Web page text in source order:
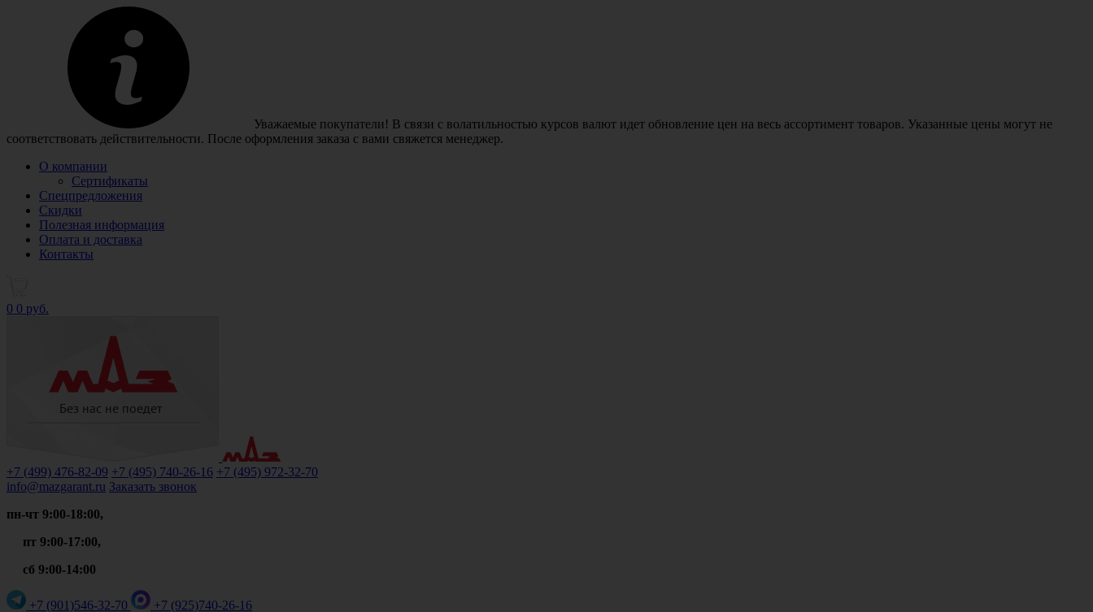
Уважаемые покупатели! В связи с волатильностью курсов валют идет обновление цен на весь ассортимент товаров. Указанные цены могут не
соответствовать действительности. После оформления заказа с вами свяжется менеджер.
О компании
Сертификаты
Спецпредложения
Скидки
Полезная информация
Оплата и доставка
Контакты
0 0 руб.
+7 (499) 476-82-09 +7 (495) 740-26-16 +7 (495) 972-32-70
info@mazgarant.ru Заказать звонок
пн-чт 9:00-18:00,
пт 9:00-17:00,
сб 9:00-14:00
+7 (901)546-32-70 +7 (925)740-26-16